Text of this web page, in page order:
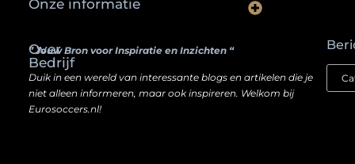
Over
Bedrijf
” Jouw Bron voor Inspiratie en Inzichten “
Duik in een wereld van interessante blogs en artikelen die je
niet alleen informeren, maar ook inspireren. Welkom bij
Eurosoccers.nl!
Onze informatie